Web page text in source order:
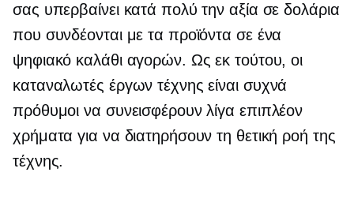
σας υπερβαίνει κατά πολύ την αξία σε δολάρια
που συνδέονται με τα προϊόντα σε ένα
ψηφιακό καλάθι αγορών. Ως εκ τούτου, οι
καταναλωτές έργων τέχνης είναι συχνά
πρόθυμοι να συνεισφέρουν λίγα επιπλέον
χρήματα για να διατηρήσουν τη θετική ροή της
τέχνης.